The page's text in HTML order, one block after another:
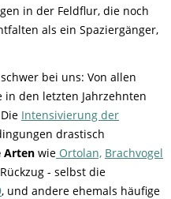
in der Feldflur, die noch
als ein Spaziergänger,
bei uns: Von allen
in den letzten Jahrzehnten
Intensivierung der
drastisch
Arten wie Ortolan, Brachvogel
- selbst die
, und andere ehemals häufige